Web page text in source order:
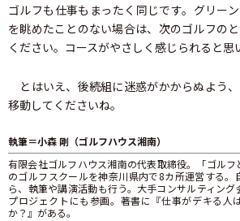
ゴルフも仕事もまったく同じです。グリー
を眺めたことのない場合は、次のゴルフの
ください。コースがやさしく感じられると思
とはいえ、後続組に迷惑がかからぬよう
移動してくださいね。
執筆＝小森 剛（ゴルフハウス湘南）
有限会社ゴルフハウス湘南の代表取締役。「ゴル
のゴルフスクールを神奈川県内で8カ所運営する。
ら、執筆や講演活動も行う。大手コンサルティン
プロジェクトにも参画。著書に『仕事がデキる人
か？』がある。